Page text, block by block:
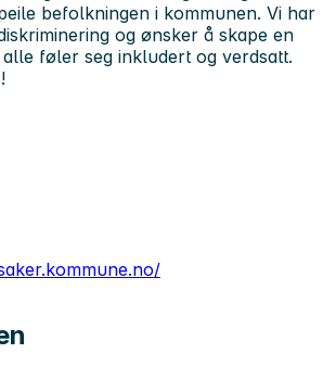
befolkningen i kommunen. Vi har
og ønsker å skape en
føler seg inkludert og verdsatt.